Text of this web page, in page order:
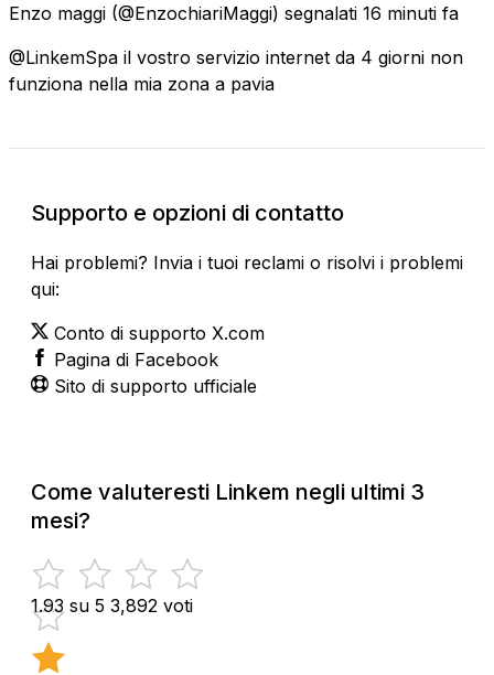
Enzo maggi (@EnzochiariMaggi) segnalati 16 minuti fa
@LinkemSpa il vostro servizio internet da 4 giorni non
funziona nella mia zona a pavia
Supporto e opzioni di contatto
Hai problemi? Invia i tuoi reclami o risolvi i problemi
qui:
Conto di supporto X.com
Pagina di Facebook
Sito di supporto ufficiale
Come valuteresti Linkem negli ultimi 3
mesi?
1.93 su 5 3,892 voti